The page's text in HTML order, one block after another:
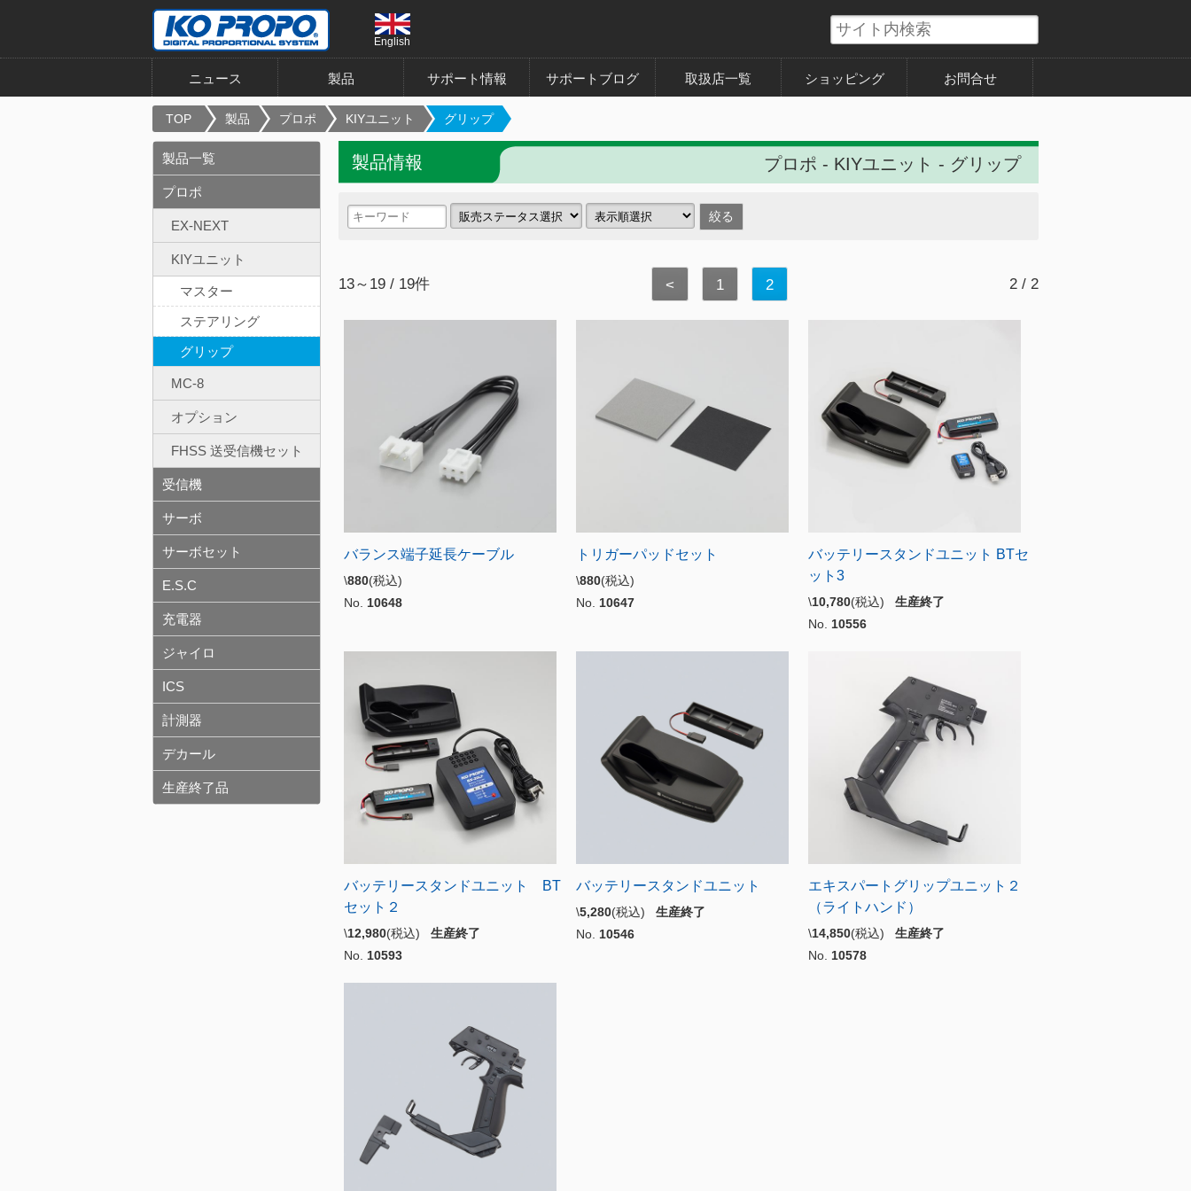
English
ニュース 製品 サポート情報 サポートブログ 取扱店一覧 ショッピング お問合せ
TOP 製品 プロポ KIYユニット グリップ
製品情報 プロポ - KIYユニット - グリップ
13～19 / 19件 < 1 2 2 / 2
バランス端子延長ケーブル
\880(税込)
No. 10648
トリガーパッドセット
\880(税込)
No. 10647
バッテリースタンドユニット BTセ
ット3
\10,780(税込) 生産終了
No. 10556
バッテリースタンドユニット BT
セット２
\12,980(税込) 生産終了
No. 10593
バッテリースタンドユニット
\5,280(税込) 生産終了
No. 10546
エキスパートグリップユニット２
（ライトハンド）
\14,850(税込) 生産終了
No. 10578
製品一覧
プロポ
EX-NEXT
KIYユニット
マスター
ステアリング
グリップ
MC-8
オプション
FHSS 送受信機セット
受信機
サーボ
サーボセット
E.S.C
充電器
ジャイロ
ICS
計測器
デカール
生産終了品